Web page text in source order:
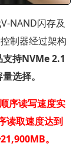
NAND闪存及
制器经过架构
支持NVMe 2.1
选择。
序读写速度实
读取速度达到
。